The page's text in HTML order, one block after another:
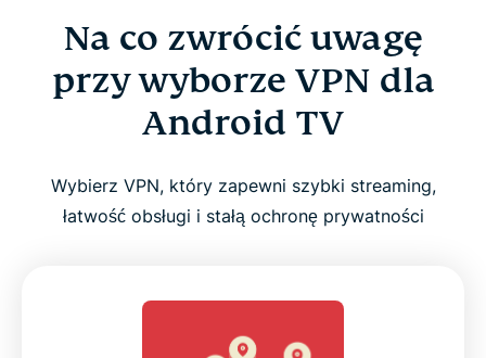
Na co zwrócić uwagę
przy wyborze VPN dla
Android TV
Wybierz VPN, który zapewni szybki streaming,
łatwość obsługi i stałą ochronę prywatności